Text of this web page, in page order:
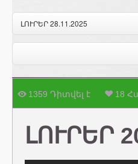
ԼՈՒՐԵՐ 28.11.2025
1359 Դիտվել է 18
ԼՈՒՐԵՐ